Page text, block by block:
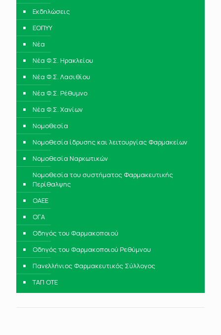
Εκδηλώσεις
ΕΟΠΥΥ
Νέα
Νέα Φ.Σ. Ηρακλείου
Νέα Φ.Σ. Λασιθίου
Νέα Φ.Σ. Ρέθυμνο
Νέα Φ.Σ. Χανίων
Νομοθεσία
Νομοθεσία ίδρυσης και λειτουργίας Φαρμακείων
Νομοθεσία Ναρκωτικών
Νομοθεσία του συστήματος Φαρμακευτικής
Περίθαλψης
ΟΑΕΕ
ΟΓΑ
Οδηγός του Φαρμακοποιού
Οδηγός του Φαρμακοποιού Ρεθύμνου
Πανελλήνιος Φαρμακευτικός Σύλλογος
ΤΑΠ ΟΤΕ